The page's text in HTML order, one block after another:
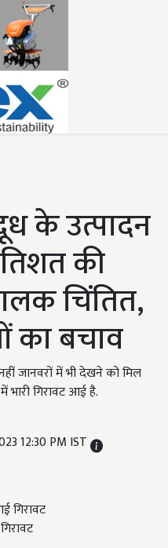
के उत्पादन
की
चिंतित,
का बचाव
जानवरों में भी देखने को मिल
भारी गिरावट आई है.
12:30 PM IST